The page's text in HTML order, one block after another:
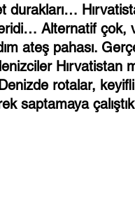
durakları…
Alternatif çok,
ateş pahası.
Hırvatistan
rotalar,
saptamaya